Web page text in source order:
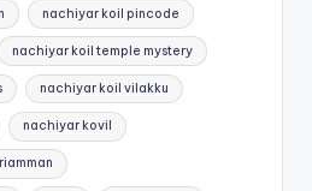
nachiyar koil pincode
nachiyar koil temple mystery
nachiyar koil vilakku
nachiyar kovil